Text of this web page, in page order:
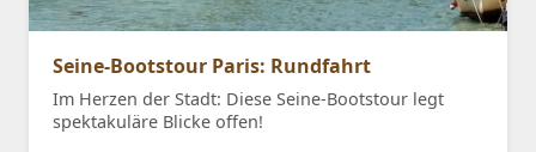
Seine-Bootstour Paris: Rundfahrt
Im Herzen der Stadt: Diese Seine-Bootstour legt
spektakuläre Blicke offen!